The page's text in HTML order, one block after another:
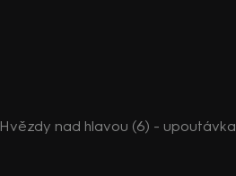
Hvězdy nad hlavou (6) - upoutávka